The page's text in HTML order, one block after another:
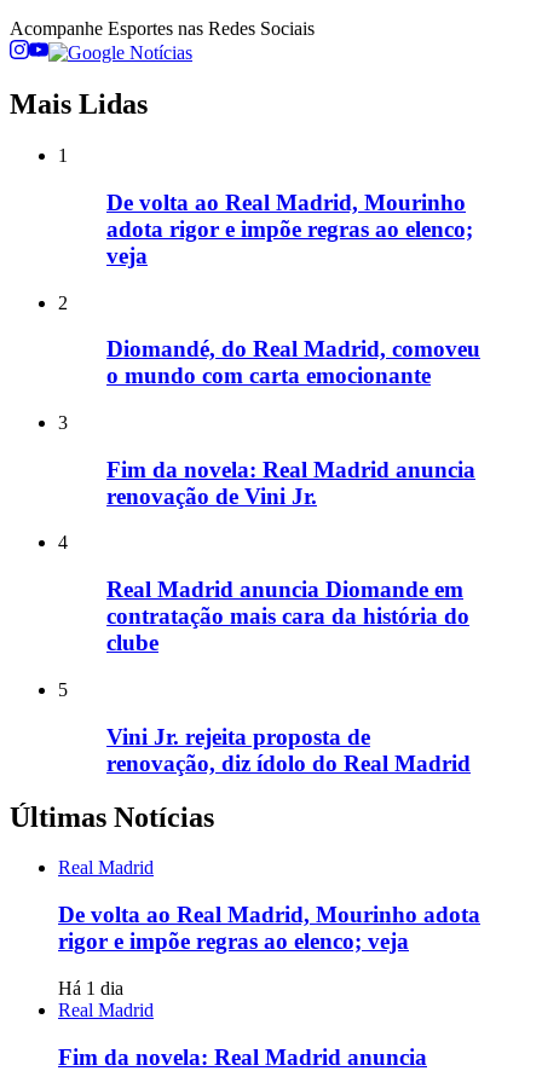
Acompanhe Esportes nas Redes Sociais
Mais Lidas
1
De volta ao Real Madrid, Mourinho
adota rigor e impõe regras ao elenco;
veja
2
Diomandé, do Real Madrid, comoveu
o mundo com carta emocionante
3
Fim da novela: Real Madrid anuncia
renovação de Vini Jr.
4
Real Madrid anuncia Diomande em
contratação mais cara da história do
clube
5
Vini Jr. rejeita proposta de
renovação, diz ídolo do Real Madrid
Últimas Notícias
Real Madrid
De volta ao Real Madrid, Mourinho adota
rigor e impõe regras ao elenco; veja
Há 1 dia
Real Madrid
Fim da novela: Real Madrid anuncia